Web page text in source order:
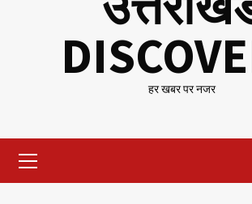
हर खबर पर नजर
Menu